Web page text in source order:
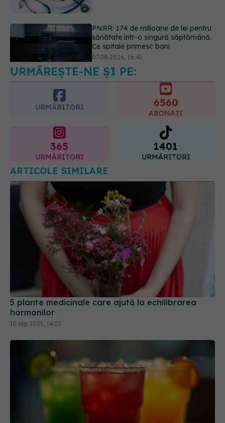
Ce spune culoarea ta preferată
despre vârsta pe care o ai. Care
este "codul cromatic" al generațiilor
07.08.2026, 21:29
URMĂREȘTE-NE ȘI PE:
URMĂRITORI 6560
ABONAȚI
365
URMĂRITORI
1401
URMĂRITORI
ARTICOLE SIMILARE
5 plante medicinale care ajută la echilibrarea
hormonilor
10 sep 2025, 14:10